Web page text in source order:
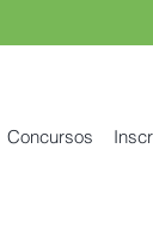
Concursos